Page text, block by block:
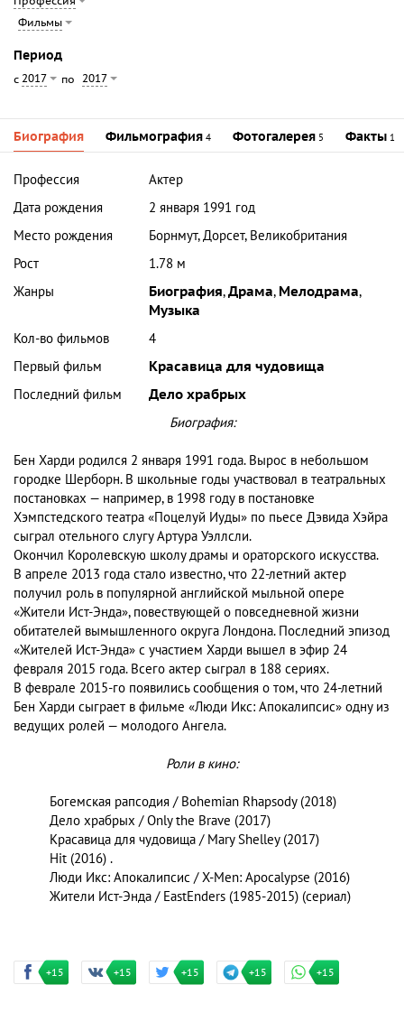
Фильмы
Период
с 2017 по 2017
Биография Фильмография 4 Фотогалерея 5 Факты 1
Профессия
Актер
Дата рождения
2 января 1991 год
Место рождения
Борнмут, Дорсет, Великобритания
Рост
1.78 м
Жанры
Биография,Драма, Мелодрама,
Музыка
Кол-во фильмов
4
Первый фильм
Красавица для чудовища
Последний фильм
Дело храбрых
Биография:
Бен Харди родился 2 января 1991 года. Вырос в небольшом
городке Шерборн. В школьные годы участвовал в театральных
постановках — например, в 1998 году в постановке
Хэмпстедского театра «Поцелуй Иуды» по пьесе Дэвида Хэйра
сыграл отельного слугу Артура Уэллсли.
Окончил Королевскую школу драмы и ораторского искусства.
В апреле 2013 года стало известно, что 22-летний актер
получил роль в популярной английской мыльной опере
«Жители Ист-Энда», повествующей о повседневной жизни
обитателей вымышленного округа Лондона. Последний эпизод
«Жителей Ист-Энда» с участием Харди вышел в эфир 24
февраля 2015 года. Всего актер сыграл в 188 сериях.
В феврале 2015-го появились сообщения о том, что 24-летний
Бен Харди сыграет в фильме «Люди Икс: Апокалипсис» одну из
ведущих ролей — молодого Ангела.
Роли в кино:
Богемская рапсодия / Bohemian Rhapsody (2018)
Дело храбрых / Only the Brave (2017)
Красавица для чудовища / Mary Shelley (2017)
Hit (2016) .
Люди Икс: Апокалипсис / X-Men: Apocalypse (2016)
Жители Ист-Энда / EastEnders (1985-2015) (сериал)
+15 +15 +15 +15 +15